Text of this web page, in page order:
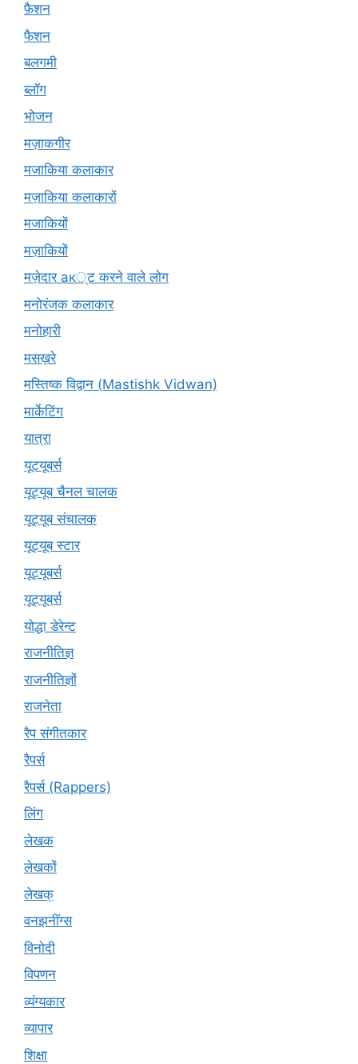
फ़ैशन
फैशन
बलगमी
ब्लॉग
भोजन
मज़ाकगीर
मजाकिया कलाकार
मज़ाकिया कलाकारों
मजाकियों
मज़ाकियों
मज़ेदार ак्ट करने वाले लोग
मनोरंजक कलाकार
मनोहारी
मसख़रे
मस्तिष्क विद्वान (Mastishk Vidwan)
मार्केटिंग
यात्रा
यूटयूबर्स
यूट्यूब चैनल चालक
यूट्यूब संचालक
यूट्यूब स्टार
यूट्यूबर्स
यूट्‍यूबर्स
योद्धा डेरेन्ट
राजनीतिज्ञ
राजनीतिज्ञों
राजनेता
रैप संगीतकार
रैपर्स
रैपर्स (Rappers)
लिंग
लेखक
लेखकों
लेखक्
वनझनींग्स
विनोदी
विपणन
व्यंग्यकार
व्यापार
शिक्षा